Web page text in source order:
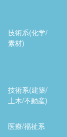
技術系(化学/
素材)
技術系(建築/
土木/不動産)
医療/福祉系